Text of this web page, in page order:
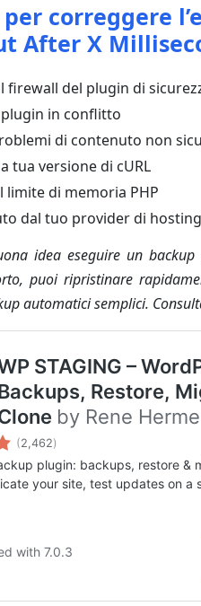
correggere
After X
firewall del plugin di
in conflitto
di contenuto non
tua versione di cURL
limite di memoria PHP
dal tuo provider di
idea eseguire un
puoi ripristinare
automatici semplici.